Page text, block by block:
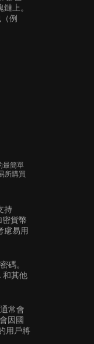
上。
例
最簡單
所購買
持
貨幣
慮易用
碼。
和其他
常會
因國
用戶將